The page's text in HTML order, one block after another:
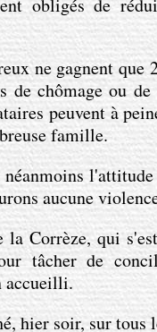
obligés de
ne gagnent que
chômage ou
peuvent à
famille.
néanmoins
aucune
la Corrèze, qui
tâcher de
accueilli.
hier soir, sur tous